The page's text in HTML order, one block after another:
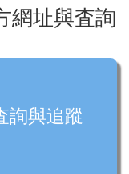
網址與査詢
詢與追蹤